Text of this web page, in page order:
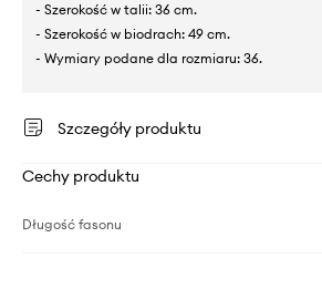
- Szerokość w talii: 36 cm.
- Szerokość w biodrach: 49 cm.
- Wymiary podane dla rozmiaru: 36.
Szczegóły produktu
Cechy produktu
Długość fasonu